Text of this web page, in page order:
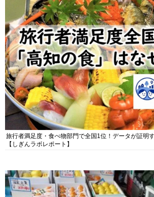
旅行者満足度・食べ物部門で全国1位！データが証明
【しぎんラボレポート】